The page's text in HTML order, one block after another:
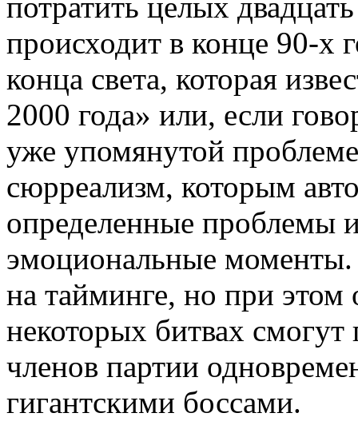
потратить целых
происходит в конце 90-х
конца света, которая
2000 года» или, если
уже упомянутой
сюрреализм, которым
определенные проблемы
эмоциональные моменты.
на тайминге, но при этом
некоторых битвах
членов партии
гигантскими боссами.